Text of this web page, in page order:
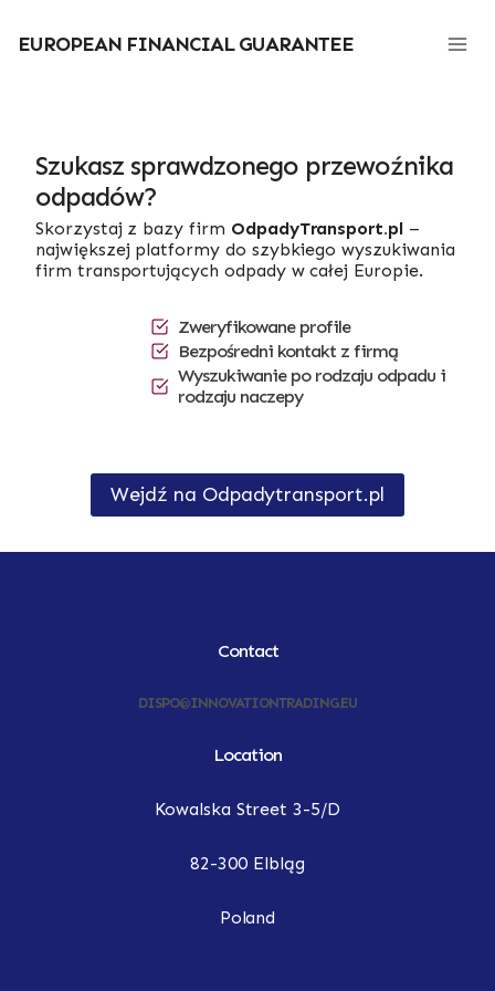
treści
EUROPEAN FINANCIAL GUARANTEE
Szukasz sprawdzonego przewoźnika
odpadów?
Skorzystaj z bazy firm OdpadyTransport.pl–
największej platformy do szybkiego wyszukiwania
firm transportujących odpady w całej Europie.
Zweryfikowane profile
Bezpośredni kontakt z firmą
Wyszukiwanie po rodzaju odpadu i
rodzaju naczepy
Wejdź na Odpadytransport.pl
Contact
DISPO@INNOVATIONTRADING.EU
Location
Kowalska Street 3-5/D
82-300 Elbląg
Poland